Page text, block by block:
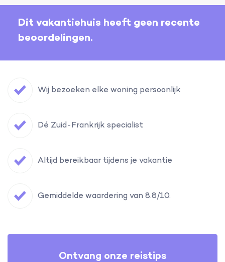
Dit vakantiehuis heeft geen recente
beoordelingen.
Wij bezoeken elke woning persoonlijk
Dé Zuid-Frankrijk specialist
Altijd bereikbaar tijdens je vakantie
Gemiddelde waardering van 8.8/10.
Ontvang onze reistips